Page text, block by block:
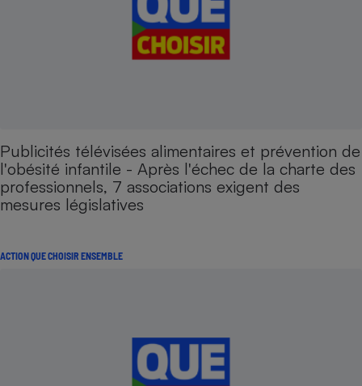
Publicités télévisées alimentaires et prévention de
l'obésité infantile - Après l'échec de la charte des
professionnels, 7 associations exigent des
mesures législatives
ACTION QUE CHOISIR ENSEMBLE